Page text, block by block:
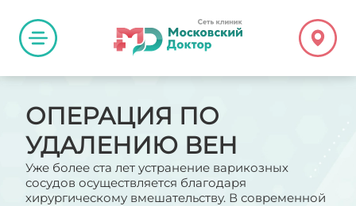
ОПЕРАЦИЯ ПО
УДАЛЕНИЮ ВЕН
Уже более ста лет устранение варикозных
сосудов осуществляется благодаря
хирургическому вмешательству. В современной